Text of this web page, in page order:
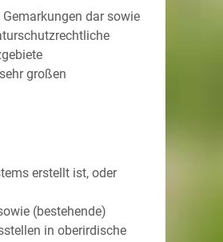
dar sowie
großen
erstellt ist, oder
(bestehende)
in oberirdische